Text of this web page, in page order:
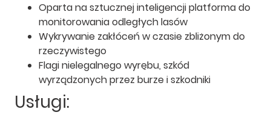
Oparta na sztucznej inteligencji platforma do
monitorowania odległych lasów
Wykrywanie zakłóceń w czasie zbliżonym do
rzeczywistego
Flagi nielegalnego wyrębu, szkód
wyrządzonych przez burze i szkodniki
Usługi: